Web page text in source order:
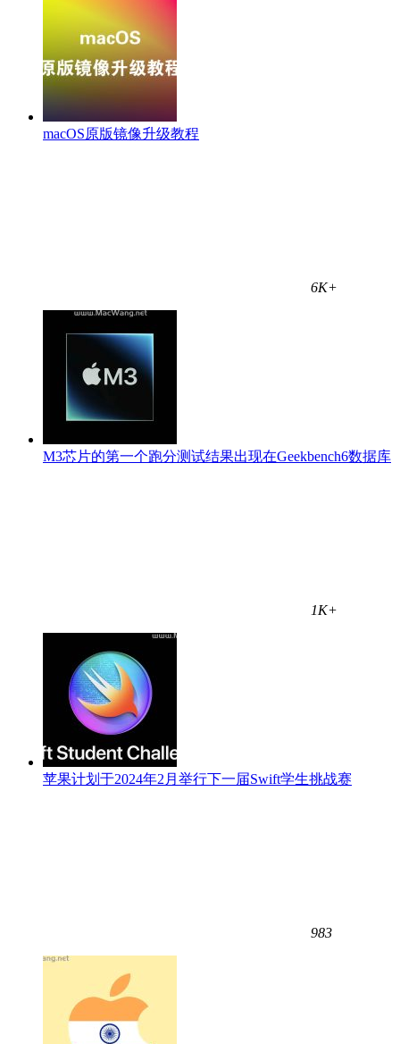
macOS原版镜像升级教程
6K+
M3芯片的第一个跑分测试结果出现在Geekbench6数据库
1K+
苹果计划于2024年2月举行下一届Swift学生挑战赛
983